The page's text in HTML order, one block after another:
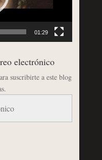
01:29
electrónico
suscribirte a este blog